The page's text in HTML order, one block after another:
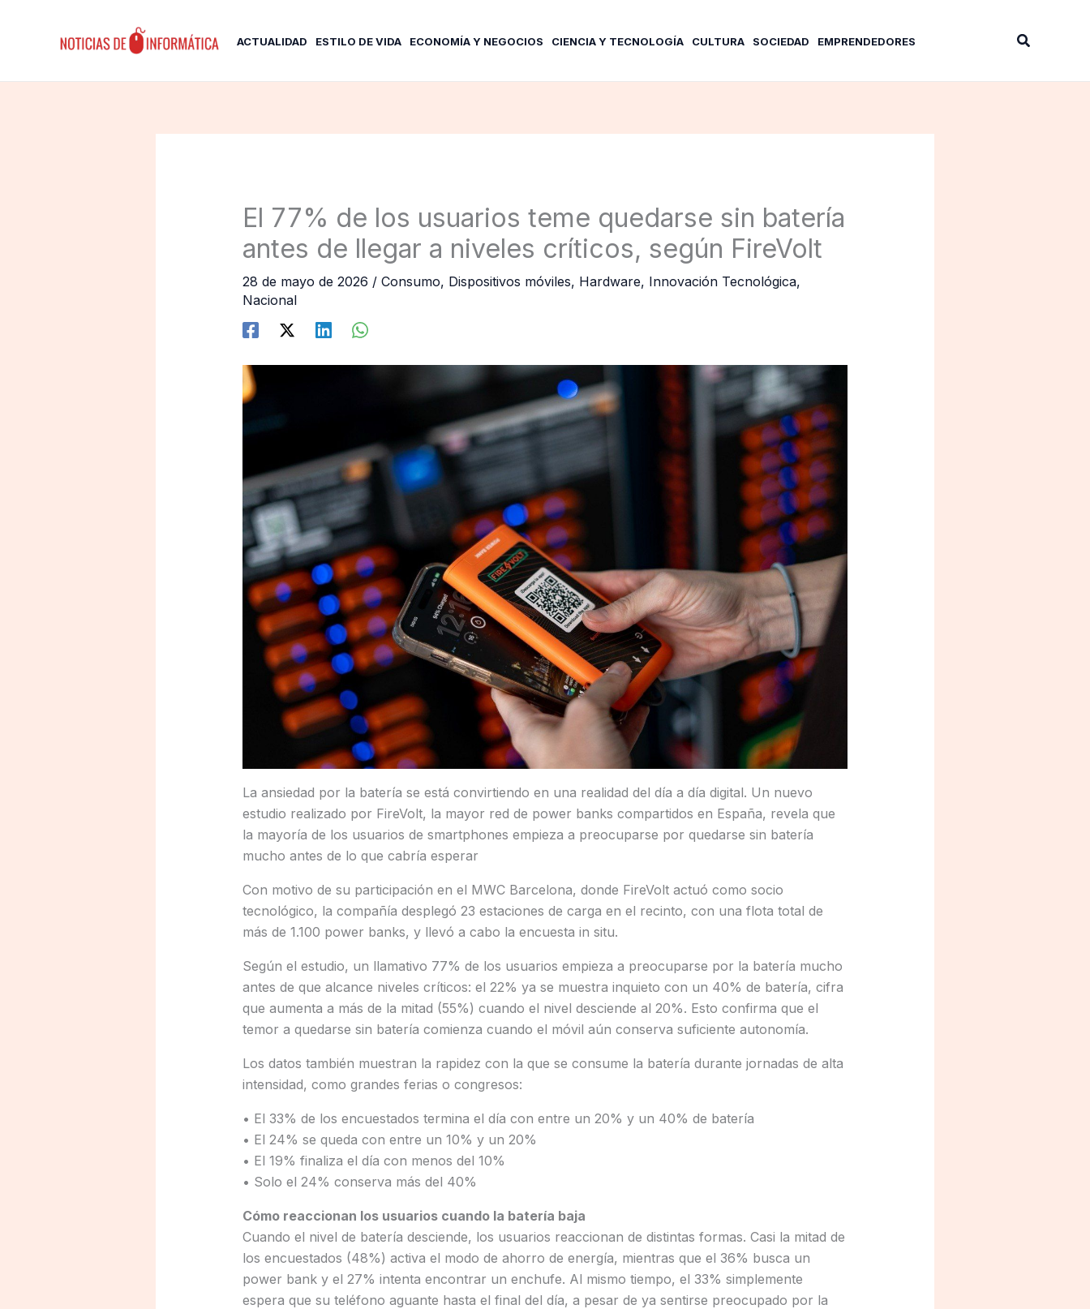
ACTUALIDAD ESTILO DE VIDA ECONOMÍA Y NEGOCIOS CIENCIA Y TECNOLOGÍA CULTURA SOCIEDAD EMPRENDEDORES Buscar
El 77% de los usuarios teme quedarse sin batería
antes de llegar a niveles críticos, según FireVolt
28 de mayo de 2026 / Consumo, Dispositivos móviles, Hardware, Innovación Tecnológica,
Nacional
La ansiedad por la batería se está convirtiendo en una realidad del día a día digital. Un nuevo
estudio realizado por FireVolt, la mayor red de power banks compartidos en España, revela que
la mayoría de los usuarios de smartphones empieza a preocuparse por quedarse sin batería
mucho antes de lo que cabría esperar
Con motivo de su participación en el MWC Barcelona, donde FireVolt actuó como socio
tecnológico, la compañía desplegó 23 estaciones de carga en el recinto, con una flota total de
más de 1.100 power banks, y llevó a cabo la encuesta in situ.
Según el estudio, un llamativo 77% de los usuarios empieza a preocuparse por la batería mucho
antes de que alcance niveles críticos: el 22% ya se muestra inquieto con un 40% de batería, cifra
que aumenta a más de la mitad (55%) cuando el nivel desciende al 20%. Esto confirma que el
temor a quedarse sin batería comienza cuando el móvil aún conserva suficiente autonomía.
Los datos también muestran la rapidez con la que se consume la batería durante jornadas de alta
intensidad, como grandes ferias o congresos:
• El 33% de los encuestados termina el día con entre un 20% y un 40% de batería
• El 24% se queda con entre un 10% y un 20%
• El 19% finaliza el día con menos del 10%
• Solo el 24% conserva más del 40%
Cómo reaccionan los usuarios cuando la batería baja
Cuando el nivel de batería desciende, los usuarios reaccionan de distintas formas. Casi la mitad de
los encuestados (48%) activa el modo de ahorro de energía, mientras que el 36% busca un
power bank y el 27% intenta encontrar un enchufe. Al mismo tiempo, el 33% simplemente
espera que su teléfono aguante hasta el final del día, a pesar de ya sentirse preocupado por la